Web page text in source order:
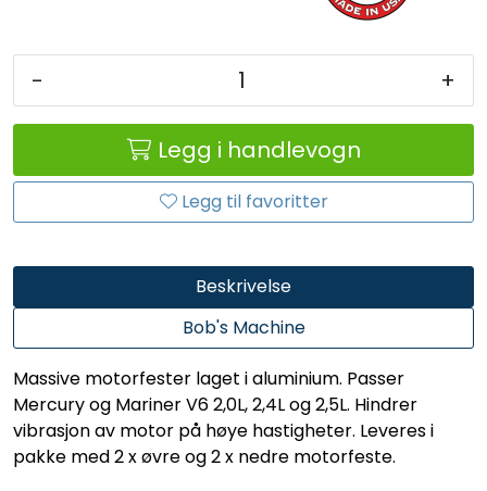
- +
Legg i handlevogn
Legg til favoritter
Beskrivelse
Bob's Machine
Massive motorfester laget i aluminium. Passer
Mercury og Mariner V6 2,0L, 2,4L og 2,5L. Hindrer
vibrasjon av motor på høye hastigheter. Leveres i
pakke med 2 x øvre og 2 x nedre motorfeste.